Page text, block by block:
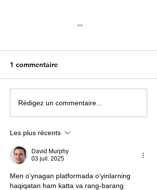
Une carte « musicale »
parfaitement insolite !
1 commentaire
Rédigez un commentaire...
Les plus récents
David Murphy
03 juil. 2025
Men o‘ynagan platformada o‘yinlarning
haqiqatan ham katta va rang-barang